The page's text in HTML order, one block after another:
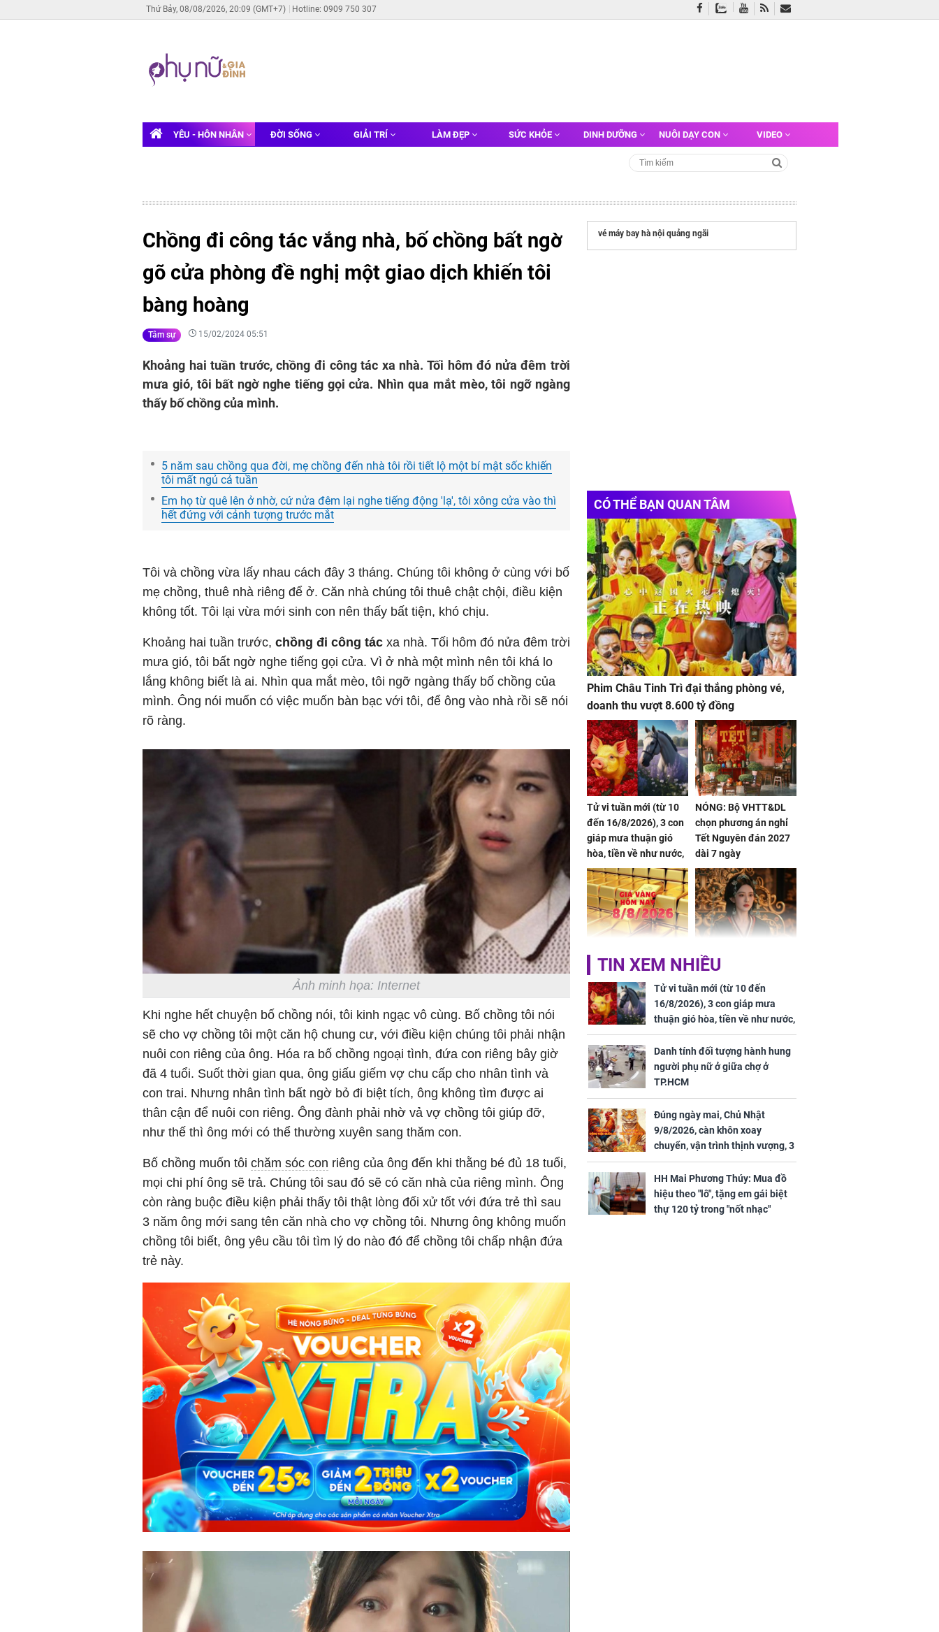
Thứ Bảy, 08/08/2026, 20:09 (GMT+7) Hotline: 0909 750 307
YÊU - HÔN NHÂN ĐỜI SỐNG GIẢI TRÍ LÀM ĐẸP SỨC KHỎE DINH DƯỠNG NUÔI DẠY CON VIDEO
Chồng đi công tác vắng nhà, bố chồng bất ngờ
gõ cửa phòng đề nghị một giao dịch khiến tôi
bàng hoàng
Tâm sự 15/02/2024 05:51
Khoảng hai tuần trước, chồng đi công tác xa nhà. Tối hôm đó nửa đêm trời
mưa gió, tôi bất ngờ nghe tiếng gọi cửa. Nhìn qua mắt mèo, tôi ngỡ ngàng
thấy bố chồng của mình.
5 năm sau chồng qua đời, mẹ chồng đến nhà tôi rồi tiết lộ một bí mật sốc khiến
tôi mất ngủ cả tuần
Em họ từ quê lên ở nhờ, cứ nửa đêm lại nghe tiếng động 'lạ', tôi xông cửa vào thì
hết đứng với cảnh tượng trước mắt
Tôi và chồng vừa lấy nhau cách đây 3 tháng. Chúng tôi không ở cùng với bố
mẹ chồng, thuê nhà riêng để ở. Căn nhà chúng tôi thuê chật chội, điều kiện
không tốt. Tôi lại vừa mới sinh con nên thấy bất tiện, khó chịu.
Khoảng hai tuần trước, chồng đi công tác xa nhà. Tối hôm đó nửa đêm trời
mưa gió, tôi bất ngờ nghe tiếng gọi cửa. Vì ở nhà một mình nên tôi khá lo
lắng không biết là ai. Nhìn qua mắt mèo, tôi ngỡ ngàng thấy bố chồng của
mình. Ông nói muốn có việc muốn bàn bạc với tôi, để ông vào nhà rồi sẽ nói
rõ ràng.
Ảnh minh họa: Internet
Khi nghe hết chuyện bố chồng nói, tôi kinh ngạc vô cùng. Bố chồng tôi nói
sẽ cho vợ chồng tôi một căn hộ chung cư, với điều kiện chúng tôi phải nhận
nuôi con riêng của ông. Hóa ra bố chồng ngoại tình, đứa con riêng bây giờ
đã 4 tuổi. Suốt thời gian qua, ông giấu giếm vợ chu cấp cho nhân tình và
con trai. Nhưng nhân tình bất ngờ bỏ đi biệt tích, ông không tìm được ai
thân cận để nuôi con riêng. Ông đành phải nhờ vả vợ chồng tôi giúp đỡ,
như thế thì ông mới có thể thường xuyên sang thăm con.
Bố chồng muốn tôi chăm sóc con riêng của ông đến khi thằng bé đủ 18 tuổi,
mọi chi phí ông sẽ trả. Chúng tôi sau đó sẽ có căn nhà của riêng mình. Ông
còn ràng buộc điều kiện phải thấy tôi thật lòng đối xử tốt với đứa trẻ thì sau
3 năm ông mới sang tên căn nhà cho vợ chồng tôi. Nhưng ông không muốn
chồng tôi biết, ông yêu cầu tôi tìm lý do nào đó để chồng tôi chấp nhận đứa
trẻ này.
vé máy bay hà nội quảng ngãi
CÓ THỂ BẠN QUAN TÂM
Phim Châu Tinh Trì đại thắng phòng vé,
doanh thu vượt 8.600 tỷ đồng
Tử vi tuần mới (từ 10
đến 16/8/2026), 3 con
giáp mưa thuận gió
hòa, tiền về như nước,
bạc vàng dư dả, Phú
Quý Vinh Hoa, vận
trình khai sáng
NÓNG: Bộ VHTT&DL
chọn phương án nghỉ
Tết Nguyên đán 2027
dài 7 ngày
Giá vàng hôm nay,
ngày 8/8/2026: Tăng
vọt lên 144 triệu
đồng/lượng
'Bách Hoa Sát' vừa kết
thúc, Mạnh Tử Nghĩa
đã vướng tranh luận
Trong 4 ngày cuối
tháng 6 âm lịch, 3 con
giáp vượng phát Tài
Lộc, Phú Quý trăm bề,
đổi mệnh Phượng
Hoàng, ôm trọn cơ
ngơi đồ sộ
TIN XEM NHIỀU
Tử vi tuần mới (từ 10 đến
16/8/2026), 3 con giáp mưa
thuận gió hòa, tiền về như nước,
bạc vàng dư dả, Phú Quý Vinh
Hoa, vận trình khai sáng
Danh tính đối tượng hành hung
người phụ nữ ở giữa chợ ở
TP.HCM
Đúng ngày mai, Chủ Nhật
9/8/2026, càn khôn xoay
chuyển, vận trình thịnh vượng, 3
con giáp nhận phúc khí nhà trời,
tình tiền đỏ như son, vận may
hanh thông
HH Mai Phương Thúy: Mua đồ
hiệu theo "lô", tặng em gái biệt
thự 120 tỷ trong "nốt nhạc"